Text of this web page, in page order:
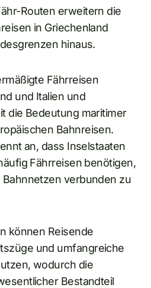
Routen erweitern die
in Griechenland
hinaus.
Fährreisen
und Italien und
die Bedeutung maritimer
Bahnreisen.
an, dass Inselstaaten
Fährreisen benötigen,
verbunden zu
können Reisende
und umfangreiche
wodurch die
Bestandteil